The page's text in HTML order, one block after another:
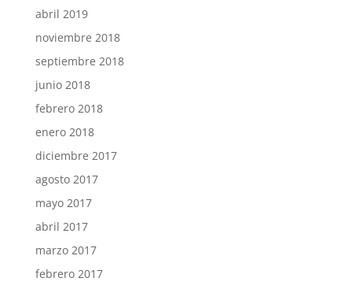
abril 2019
noviembre 2018
septiembre 2018
junio 2018
febrero 2018
enero 2018
diciembre 2017
agosto 2017
mayo 2017
abril 2017
marzo 2017
febrero 2017